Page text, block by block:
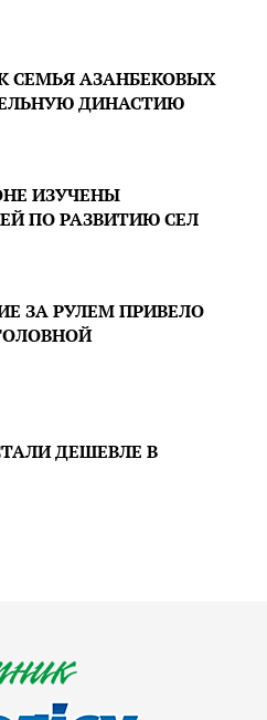
СЕМЬЯ АЗАНБЕКОВЫХ
ДИНАСТИЮ
ИЗУЧЕНЫ
ПО РАЗВИТИЮ СЕЛ
ЗА РУЛЕМ ПРИВЕЛО
ДЕШЕВЛЕ В